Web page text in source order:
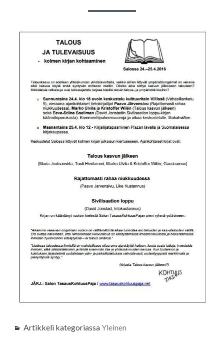
Artikkeli kategoriassaYleinen